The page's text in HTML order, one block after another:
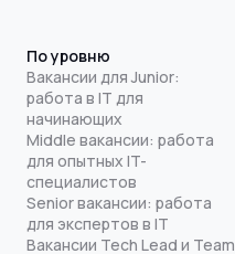
По уровню
Вакансии для Junior:
работа в IT для
начинающих
Middle вакансии: работа
для опытных IT-
специалистов
Senior вакансии: работа
для экспертов в IT
Вакансии Tech Lead и Team